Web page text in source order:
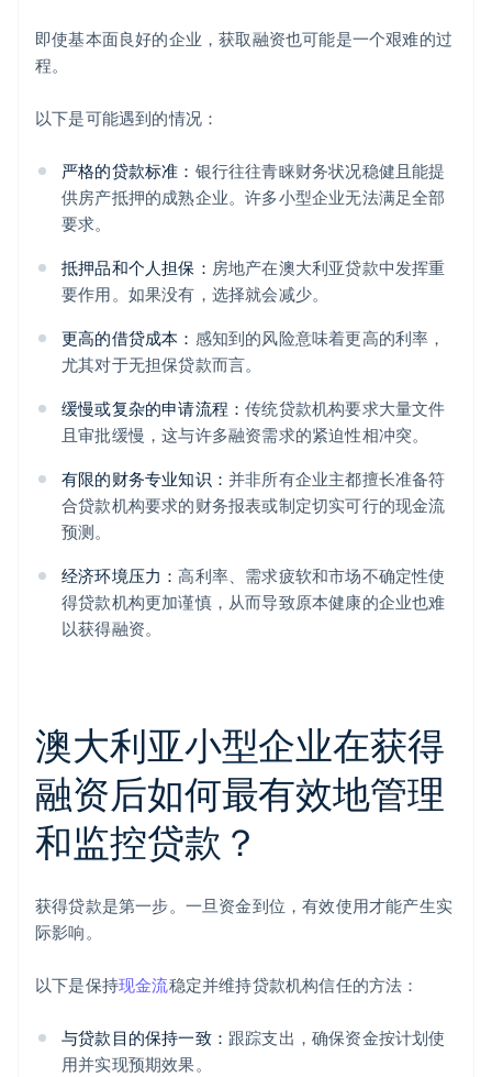
即使基本面良好的企业，获取融资也可能是一个艰难的过
程。
以下是可能遇到的情况：
严格的贷款标准： 银行往往青睐财务状况稳健且能提
供房产抵押的成熟企业。许多小型企业无法满足全部
要求。
抵押品和个人担保： 房地产在澳大利亚贷款中发挥重
要作用。如果没有，选择就会减少。
更高的借贷成本： 感知到的风险意味着更高的利率，
尤其对于无担保贷款而言。
缓慢或复杂的申请流程：传统贷款机构要求大量文件
且审批缓慢，这与许多融资需求的紧迫性相冲突。
有限的财务专业知识： 并非所有企业主都擅长准备符
合贷款机构要求的财务报表或制定切实可行的现金流
预测。
经济环境压力：高利率、需求疲软和市场不确定性使
得贷款机构更加谨慎，从而导致原本健康的企业也难
以获得融资。
澳大利亚小型企业在获得
融资后如何最有效地管理
和监控贷款？
获得贷款是第一步。一旦资金到位，有效使用才能产生实
际影响。
以下是保持现金流稳定并维持贷款机构信任的方法：
与贷款目的保持一致： 跟踪支出，确保资金按计划使
用并实现预期效果。